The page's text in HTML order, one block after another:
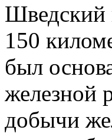
Шведский
150
был
железной
добычи